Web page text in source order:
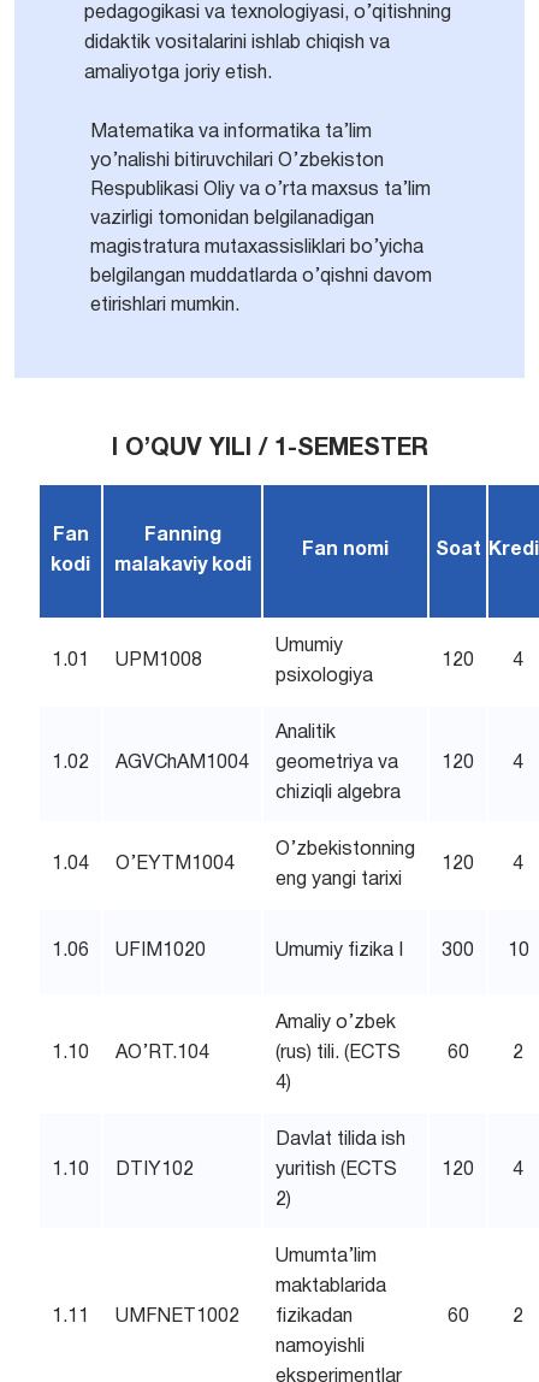
pedagogikasi va texnologiyasi, o’qitishning
didaktik vositalarini ishlab chiqish va
amaliyotga joriy etish.
Matematika va informatika ta’lim
yo’nalishi bitiruvchilari O’zbekiston
Respublikasi Oliy va o’rta maxsus ta’lim
vazirligi tomonidan belgilanadigan
magistratura mutaxassisliklari bo’yicha
belgilangan muddatlarda o’qishni davom
etirishlari mumkin.
I O’QUV YILI / 1-SEMESTER
Fan
kodi
Fanning
malakaviy kodi
Fan nomi Soat
1.01 UPM1008
Umumiy
psixologiya
120 4
1.02 AGVChAM1004
Analitik
geometriya va
chiziqli algebra
120 4
1.04 O’EYTM1004
O’zbekistonning
eng yangi tarixi
120 4
1.06 UFIM1020 Umumiy fizika I 300 10
1.10 AO’RT.104
Amaliy o’zbek
(rus) tili. (ECTS
4)
60 2
1.10 DTIY102
Davlat tilida ish
yuritish (ECTS
2)
120 4
1.11 UMFNET1002
Umumta’lim
maktablarida
fizikadan
namoyishli
eksperimentlar
60 2